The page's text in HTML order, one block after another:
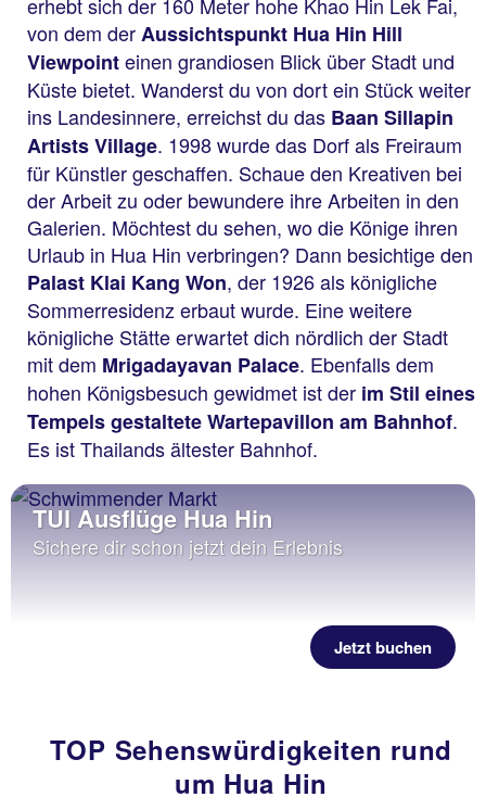
erhebt sich der 160 Meter hohe Khao Hin Lek Fai,
von dem derAussichtspunkt Hua Hin Hill
Viewpointeinen grandiosen Blick über Stadt und
Küste bietet. Wanderst du von dort ein Stück weiter
ins Landesinnere, erreichst du das Baan Sillapin
Artists Village. 1998 wurde das Dorf als Freiraum
für Künstler geschaffen. Schaue den Kreativen bei
der Arbeit zu oder bewundere ihre Arbeiten in den
Galerien. Möchtest du sehen, wo die Könige ihren
Urlaub in Hua Hin verbringen? Dann besichtige den
Palast Klai Kang Won, der 1926 als königliche
Sommerresidenz erbaut wurde. Eine weitere
königliche Stätte erwartet dich nördlich der Stadt
mit dem Mrigadayavan Palace. Ebenfalls dem
hohen Königsbesuch gewidmet ist der im Stil eines
Tempels gestalteteWartepavillon am Bahnhof.
Es ist Thailands ältester Bahnhof.
TUI Ausflüge Hua Hin
Sichere dir schon jetzt dein Erlebnis
Jetzt buchen
TOP Sehenswürdigkeiten rund
um Hua Hin